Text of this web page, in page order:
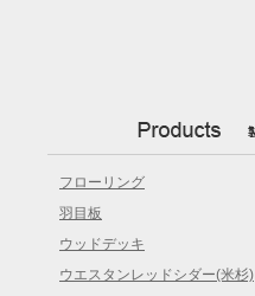
フローリング
羽目板
ウッドデッキ
ウエスタンレッドシダー(米杉)